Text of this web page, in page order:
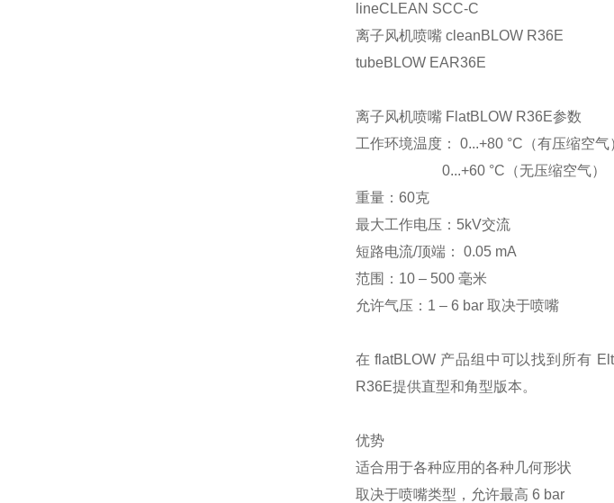
lineCLEAN SCC-C
离子风机喷嘴 cleanBLOW R36E
tubeBLOW EAR36E
离子风机喷嘴 FlatBLOW R36E参数
工作环境温度： 0...+80 °C（有压缩空气
0...+60 °C（无压缩空气）
重量：60克
最大工作电压：5kV交流
短路电流/顶端： 0.05 mA
范围：10 – 500 毫米
允许气压：1 – 6 bar 取决于喷嘴
在 flatBLOW 产品组中可以找到所有
R36E提供直型和角型版本。
优势
适合用于各种应用的各种几何形状
取决于喷嘴类型，允许最高 6 bar